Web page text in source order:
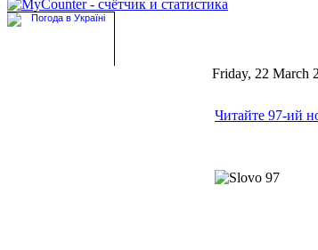
Friday, 22 March
Читайте 97-ий